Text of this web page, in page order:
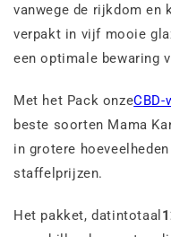
vanwege de rijkdom en
verpakt in vijf mooie
een optimale bewaring
Met het Pack onzeCBD-
beste soorten Mama
in grotere
staffelprijzen.
Het pakket, datintotaal